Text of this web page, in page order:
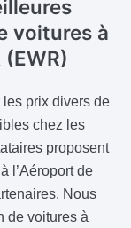
voitures à
prix divers de
chez les
proposent
l’Aéroport de
Nous
de voitures à